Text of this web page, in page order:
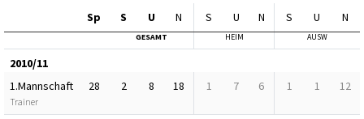
Sp S U N S U N S U N
GESAMT HEIM AUSW
2010/11
1.Mannschaft
Trainer
28 2 8 18 1 7 6 1 1 12